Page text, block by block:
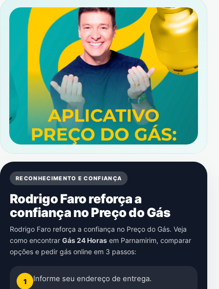
RECONHECIMENTO E CONFIANÇA
Rodrigo Faro reforça a
confiança no Preço do Gás
Rodrigo Faro reforça a confiança no Preço do Gás. Veja
como encontrar Gás 24 Horas em Parnamirim, comparar
opções e pedir gás online em 3 passos:
1 Informe seu endereço de entrega.